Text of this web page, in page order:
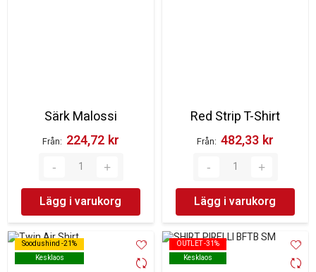
Särk Malossi
Från 224,72 kr‎
Lägg i varukorg
Red Strip T-Shirt
Från 482,33 kr‎
Lägg i varukorg
Soodushind -21%
Kesklaos
Soodushind -21%
Kesklaos
OUTLET -31%
Kesklaos
OUTLET -31%
Kesklaos